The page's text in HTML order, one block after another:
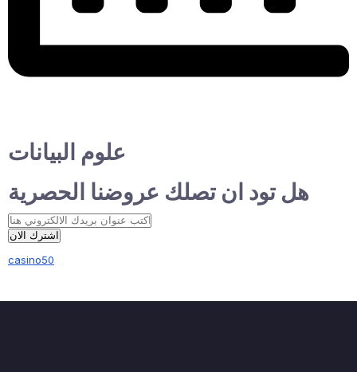
علوم البيانات
هل تود ان تصلك عروضنا الحصرية
اشترك الان
casino50